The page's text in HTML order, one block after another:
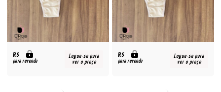
R$
para revenda
Logue-se para
ver o preço
R$
para revenda
Logue-se para
ver o preço